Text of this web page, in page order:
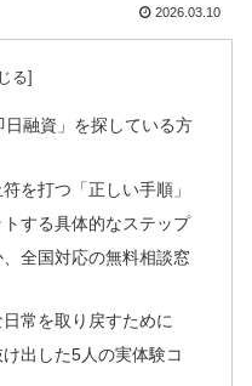
2026.03.10
融資」を探している方
を打つ「正しい手順」
する具体的なステップ
全国対応の無料相談窓
常を取り戻すために
出した5人の実体験コ